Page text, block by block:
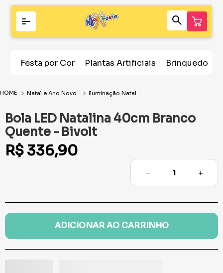
Festa por Cor Plantas Artificiais Brinquedos
Natal e Ano Novo Iluminação Natal
Bola LED Natalina 40cm Branco
Quente - Bivolt
R$ 336,90
＋
－
ADICIONAR AO CARRINHO